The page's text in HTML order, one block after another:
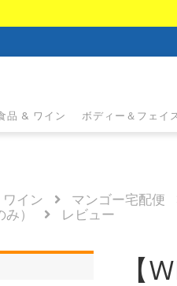
品 & ワイン ボディー＆フェイ
イン マンゴー宅配便
） レビュー
【